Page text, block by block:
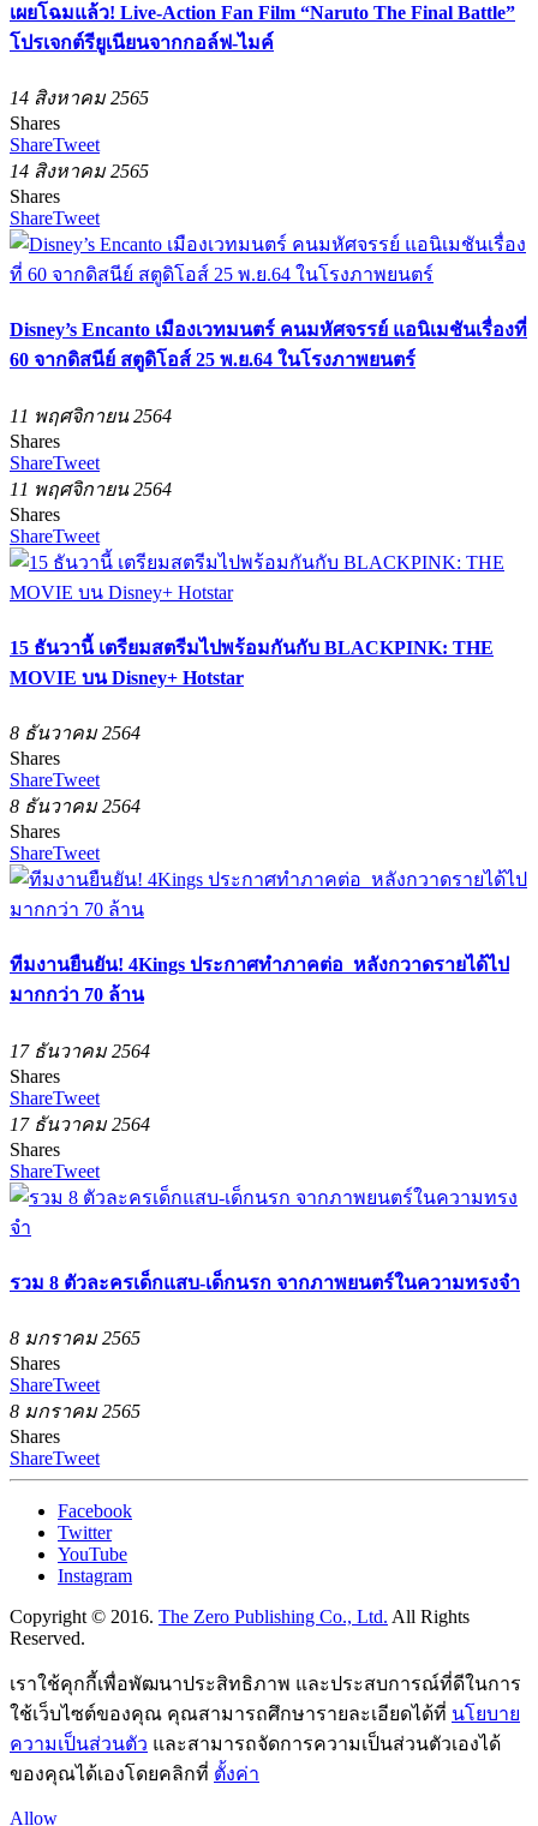
เผยโฉมแล้ว! Live-Action Fan Film “Naruto The Final Battle”
โปรเจกต์รียูเนียนจากกอล์ฟ-ไมค์
14 สิงหาคม 2565
Shares
ShareTweet
14 สิงหาคม 2565
Shares
ShareTweet
Disney’s Encanto เมืองเวทมนตร์ คนมหัศจรรย์ แอนิเมชันเรื่องที่
60 จากดิสนีย์ สตูดิโอส์ 25 พ.ย.64 ในโรงภาพยนตร์
11 พฤศจิกายน 2564
Shares
ShareTweet
11 พฤศจิกายน 2564
Shares
ShareTweet
15 ธันวานี้ เตรียมสตรีมไปพร้อมกันกับ BLACKPINK: THE
MOVIE บน Disney+ Hotstar
8 ธันวาคม 2564
Shares
ShareTweet
8 ธันวาคม 2564
Shares
ShareTweet
ทีมงานยืนยัน! 4Kings ประกาศทำภาคต่อ หลังกวาดรายได้ไป
มากกว่า 70 ล้าน
17 ธันวาคม 2564
Shares
ShareTweet
17 ธันวาคม 2564
Shares
ShareTweet
รวม 8 ตัวละครเด็กแสบ-เด็กนรก จากภาพยนตร์ในความทรงจำ
8 มกราคม 2565
Shares
ShareTweet
8 มกราคม 2565
Shares
ShareTweet
Facebook
Twitter
YouTube
Instagram
Copyright © 2016. The Zero Publishing Co., Ltd. All Rights
Reserved.
เราใช้คุกกี้เพื่อพัฒนาประสิทธิภาพ และประสบการณ์ที่ดีในการ
ใช้เว็บไซต์ของคุณ คุณสามารถศึกษารายละเอียดได้ที่ นโยบาย
ความเป็นส่วนตัว และสามารถจัดการความเป็นส่วนตัวเองได้
ของคุณได้เองโดยคลิกที่ ตั้งค่า
Allow